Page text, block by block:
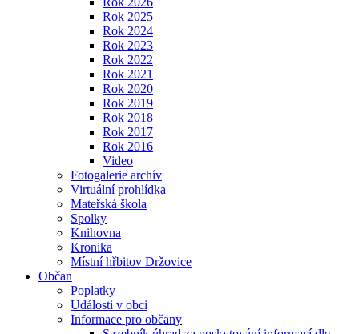
Rok 2025
Rok 2024
Rok 2023
Rok 2022
Rok 2021
Rok 2020
Rok 2019
Rok 2018
Rok 2017
Rok 2016
Video
Fotogalerie archív
Virtuální prohlídka
Mateřská škola
Spolky
Knihovna
Kronika
Místní hřbitov Držovice
Občan
Poplatky
Události v obci
Informace pro občany